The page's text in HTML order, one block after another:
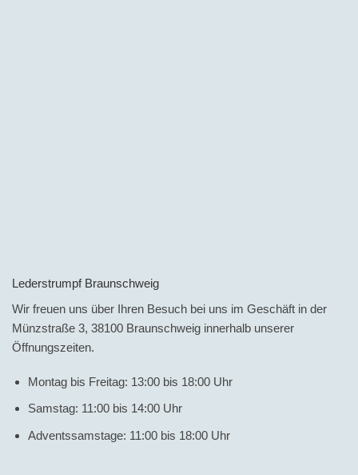
Lederstrumpf Braunschweig
Wir freuen uns über Ihren Besuch bei uns im Geschäft in der
Münzstraße 3, 38100 Braunschweig innerhalb unserer
Öffnungszeiten.
Montag bis Freitag: 13:00 bis 18:00 Uhr
Samstag: 11:00 bis 14:00 Uhr
Adventssamstage: 11:00 bis 18:00 Uhr